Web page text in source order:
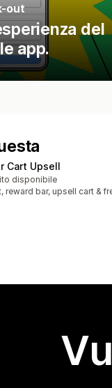
out
del
app.
Cart Upsell
disponibile
reward bar, upsell cart &